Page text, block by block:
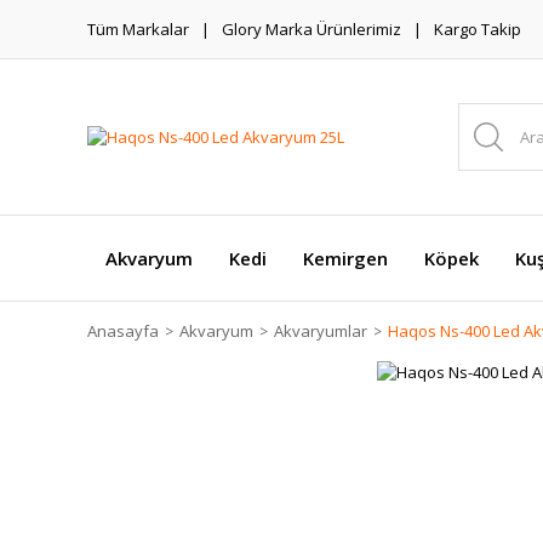
Tüm Markalar Glory Marka Ürünlerimiz Kargo Takip
Akvaryum Kedi Kemirgen Köpek
Anasayfa Akvaryum Akvaryumlar Haqos Ns-400 Led